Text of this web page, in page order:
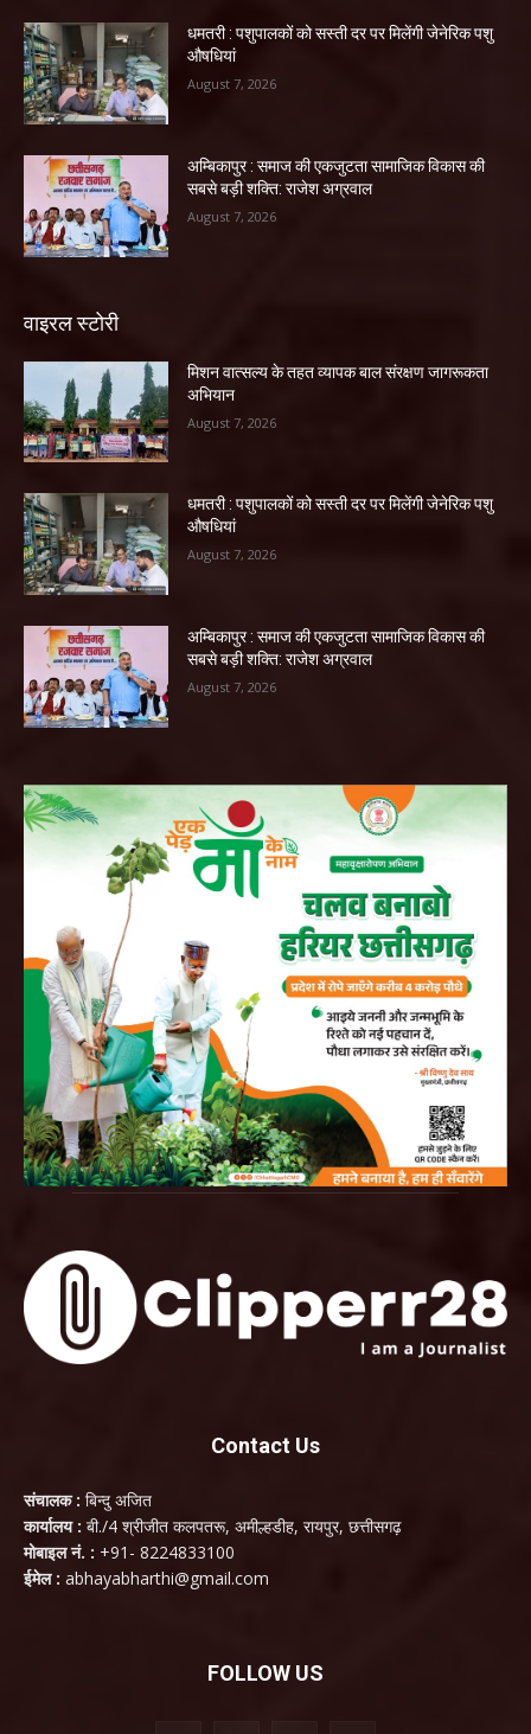
धमतरी : पशुपालकों को सस्ती दर पर मिलेंगी जेनेरिक पशु
औषधियां
August 7, 2026
अम्बिकापुर : समाज की एकजुटता सामाजिक विकास की
सबसे बड़ी शक्ति: राजेश अग्रवाल
August 7, 2026
वाइरल स्टोरी
मिशन वात्सल्य के तहत व्यापक बाल संरक्षण जागरूकता
अभियान
August 7, 2026
धमतरी : पशुपालकों को सस्ती दर पर मिलेंगी जेनेरिक पशु
औषधियां
August 7, 2026
अम्बिकापुर : समाज की एकजुटता सामाजिक विकास की
सबसे बड़ी शक्ति: राजेश अग्रवाल
August 7, 2026
Contact Us
संचालक : बिन्दु अजित
कार्यालय : बी./4 श्रीजीत कलपतरू, अमील्हडीह, रायपुर, छत्तीसगढ़
मोबाइल नं. : +91- 8224833100
ईमेल : abhayabharthi@gmail.com
FOLLOW US